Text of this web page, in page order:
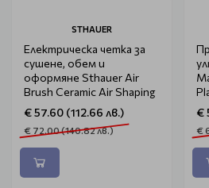
STHAUER
Електрическа четка за
сушене, обем и
оформяне Sthauer Air
Brush Ceramic Air Shaping
€ 57.60 (112.66 лв.)
€ 72.00 (140.82 лв.)
€
€